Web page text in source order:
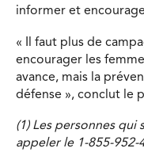
informer et
« Il faut plus de
encourager les
avance, mais la
défense », conclut le
(1) Les personnes
appeler le 1-855-